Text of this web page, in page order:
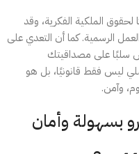
الملكية الفكرية، وقد
الرسمية. كما أن التعدي على
سلبًا على مصداقيتك
تفعيل ويندوز 11 برو الأصلي ليس فقط قانونيًا، بل هو
وآمن.